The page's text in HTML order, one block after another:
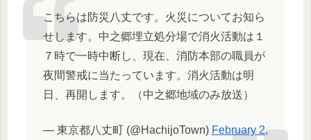
こちらは防災八丈です。火災についてお知ら
せします。中之郷埋立処分場で消火活動は１
７時で一時中断し、現在、消防本部の職員が
夜間警戒に当たっています。消火活動は明
日、再開します。（中之郷地域のみ放送）
— 東京都八丈町 (@HachijoTown) February 2,